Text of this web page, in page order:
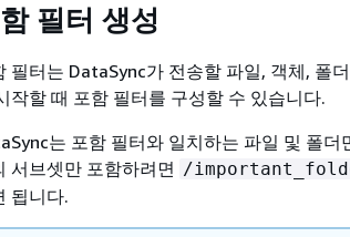
필터 생성
필터는 DataSync가 전송할 파일, 객체, 폴
작할 때 포함 필터를 구성할 수 있습니다.
는 포함 필터와 일치하는 파일 및 폴
서브셋만 포함하려면 /
됩니다.